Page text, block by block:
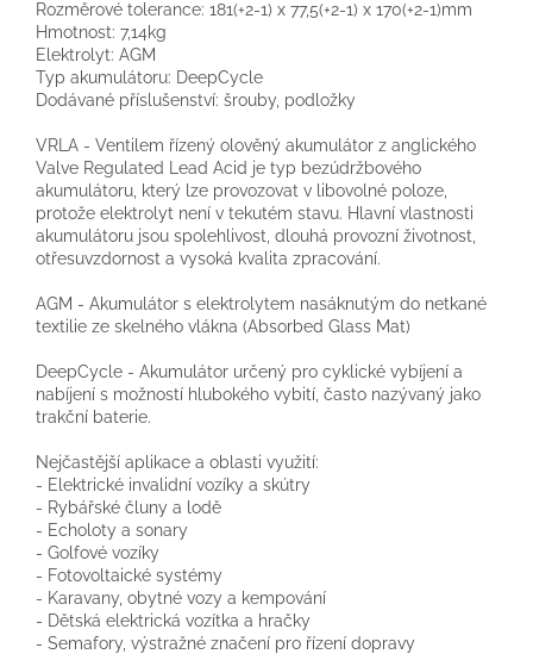
Rozměrové tolerance: 181(+2-1) x 77,5(+2-1) x 170(+2-1)mm
Hmotnost: 7,14kg
Elektrolyt: AGM
Typ akumulátoru: DeepCycle
Dodávané příslušenství: šrouby, podložky
VRLA - Ventilem řízený olověný akumulátor z anglického
Valve Regulated Lead Acid je typ bezúdržbového
akumulátoru, který lze provozovat v libovolné poloze,
protože elektrolyt není v tekutém stavu. Hlavní vlastnosti
akumulátoru jsou spolehlivost, dlouhá provozní životnost,
otřesuvzdornost a vysoká kvalita zpracování.
AGM - Akumulátor s elektrolytem nasáknutým do netkané
textilie ze skelného vlákna (Absorbed Glass Mat)
DeepCycle - Akumulátor určený pro cyklické vybíjení a
nabíjení s možností hlubokého vybití, často nazývaný jako
trakční baterie.
Nejčastější aplikace a oblasti využití:
- Elektrické invalidní vozíky a skútry
- Rybářské čluny a lodě
- Echoloty a sonary
- Golfové vozíky
- Fotovoltaické systémy
- Karavany, obytné vozy a kempování
- Dětská elektrická vozítka a hračky
- Semafory, výstražné značení pro řízení dopravy